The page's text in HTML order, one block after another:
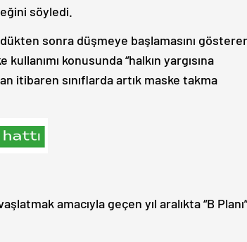
söyledi.
sonra düşmeye başlamasını
konusunda “halkın yargısına
itibaren sınıflarda artık maske takma
amacıyla geçen yıl aralıkta “B Planı”